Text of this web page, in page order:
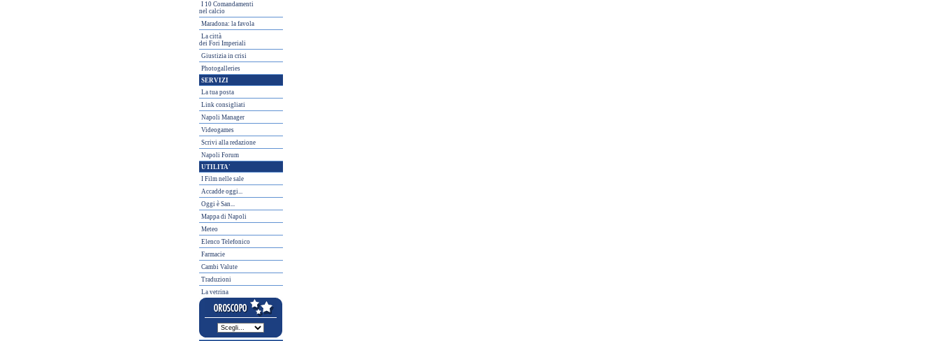
I 10 Comandamenti
nel calcio
Maradona: la favola
La città
dei Fori Imperiali
Giustizia in crisi
Photogalleries
SERVIZI
La tua posta
Link consigliati
Napoli Manager
Videogames
Scrivi alla redazione
Napoli Forum
UTILITA'
I Film nelle sale
Accadde oggi...
Oggi è San...
Mappa di Napoli
Meteo
Elenco Telefonico
Farmacie
Cambi Valute
Traduzioni
La vetrina